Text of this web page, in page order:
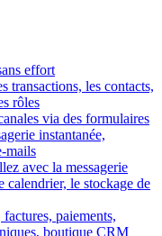
effort
transactions, les contacts,
rôles
via des formulaires
instantanée,
mails
avec la messagerie
calendrier, le stockage de
paiements,
boutique CRM